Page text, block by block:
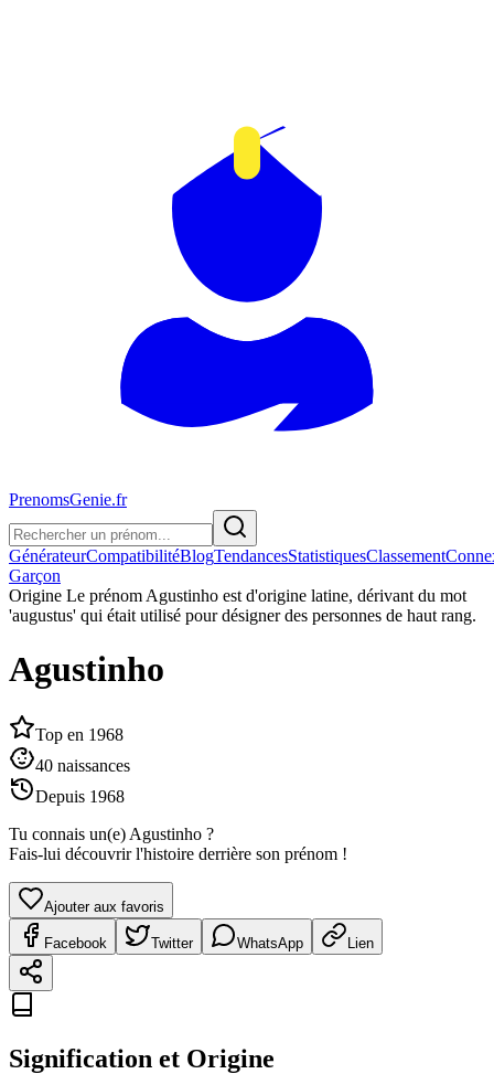
PrenomsGenie.fr
GénérateurCompatibilitéBlogTendancesStatistiquesClassement
Garçon
Origine Le prénom Agustinho est d'origine latine, dérivant du mot
'augustus' qui était utilisé pour désigner des personnes de haut rang.
Agustinho
Top en 1968
40 naissances
Depuis 1968
Tu connais un(e) Agustinho ?
Fais-lui découvrir l'histoire derrière son prénom !
Ajouter aux favoris
Facebook Twitter WhatsApp Lien
Signification et Origine